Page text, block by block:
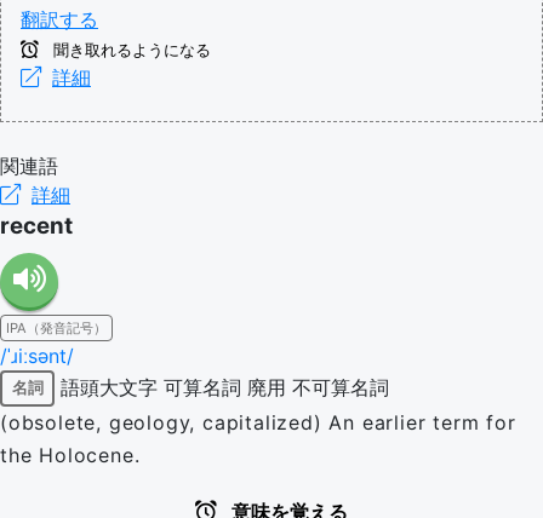
翻訳する
聞き取れるようになる
詳細
関連語
詳細
recent
IPA（発音記号）
/ˈɹiːsənt/
名詞 語頭大文字 可算名詞 廃用 不可算名詞
(obsolete, geology, capitalized) An earlier term for
the Holocene.
意味を覚える